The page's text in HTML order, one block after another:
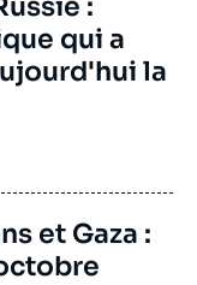
:
qui a
la
et Gaza :